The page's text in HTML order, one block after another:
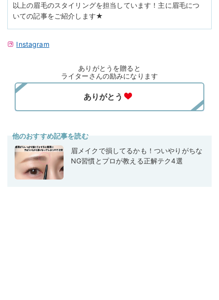
以上の眉毛のスタイリングを担当しています！主に眉毛につ
いての記事をご紹介します★
Instagram
ありがとうを贈ると
ライターさんの励みになります
他のおすすめ記事を読む
眉メイクで損してるかも！ついやりがちな
NG習慣とプロが教える正解テク4選